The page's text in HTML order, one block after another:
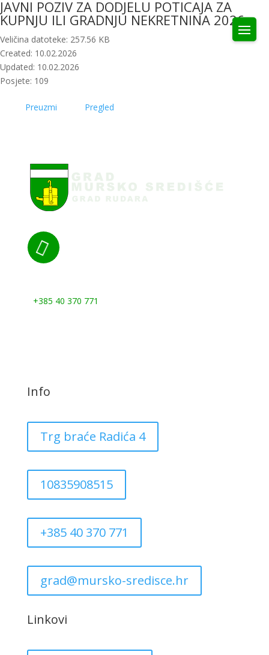
JAVNI POZIV ZA DODJELU POTICAJA ZA
KUPNJU ILI GRADNJU NEKRETNINA 2026
Veličina datoteke: 257.56 KB
Created: 10.02.2026
Updated: 10.02.2026
Posjete: 109
Preuzmi Pregled

+385 40 370 771
Info
Trg braće Radića 4
10835908515
+385 40 370 771
grad@mursko-sredisce.hr
Linkovi